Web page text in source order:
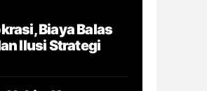
Biaya Balas
Ilusi Strategi